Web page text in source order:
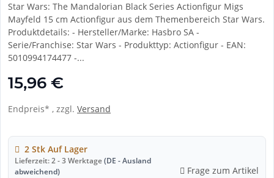
Star Wars: The Mandalorian Black Series Actionfigur Migs
Mayfeld 15 cm Actionfigur aus dem Themenbereich Star Wars.
Produktdetails: - Hersteller/Marke: Hasbro SA -
Serie/Franchise: Star Wars - Produkttyp: Actionfigur - EAN:
5010994174477 -...
15,96 €
Endpreis* , zzgl. Versand
2 Stk Auf Lager
Lieferzeit:2 - 3 Werktage(DE - Ausland
abweichend)
Frage zum Artikel